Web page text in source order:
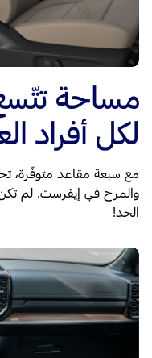
مساحة
لكل أفراد
مع سبعة مقاعد متوفّرة،
والمرح في إيفرست. لم تكن
الحد!